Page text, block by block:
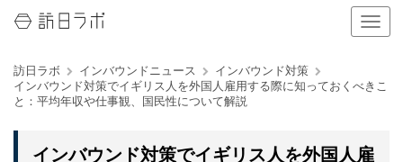
ナ
ビ
ー
シ
の
訪日ラボ インバウンドニュース
インバウンド対策
インバウンド対策でイギリス人を外国人雇用する際に知っておくべきこ
と：平均年収や仕事観、国民性について解説
インバウンド対策でイギリス人を外国人雇